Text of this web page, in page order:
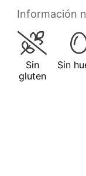
Información
Sin
gluten
Sin